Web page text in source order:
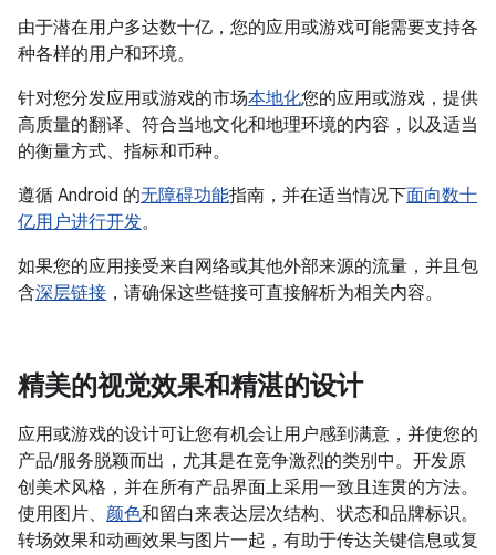
由于潜在用户多达数十亿，您的应用或游戏可能需要支持各
种各样的用户和环境。
针对您分发应用或游戏的市场本地化您的应用或游戏，提供
高质量的翻译、符合当地文化和地理环境的内容，以及适当
的衡量方式、指标和币种。
遵循 Android 的无障碍功能指南，并在适当情况下面向数十
亿用户进行开发。
如果您的应用接受来自网络或其他外部来源的流量，并且包
含深层链接 ，请确保这些链接可直接解析为相关内容。
精美的视觉效果和精湛的设计
应用或游戏的设计可让您有机会让用户感到满意，并使您的
产品/服务脱颖而出，尤其是在竞争激烈的类别中。开发原
创美术风格，并在所有产品界面上采用一致且连贯的方法。
使用图片、 颜色和留白来表达层次结构、状态和品牌标识。
转场效果和动画效果与图片一起，有助于传达关键信息或复